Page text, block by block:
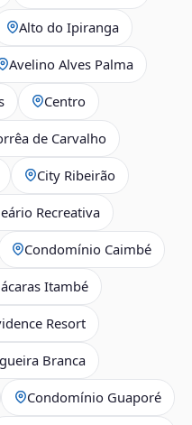
Alto do Ipiranga
Avelino Alves Palma
Centro
de Carvalho
City Ribeirão
Recreativa
Condomínio Caimbé
Itambé
Resort
Branca
Condomínio Guaporé